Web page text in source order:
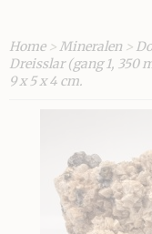
Home>Mineralen >
Dreisslar (gang 1, 350
9 x 5 x 4 cm.